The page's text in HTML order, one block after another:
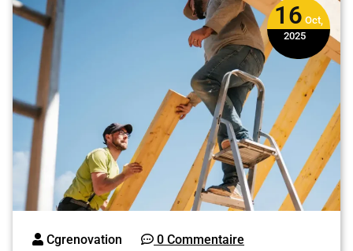
16 Oct,
2025
Cgrenovation 0 Commentaire